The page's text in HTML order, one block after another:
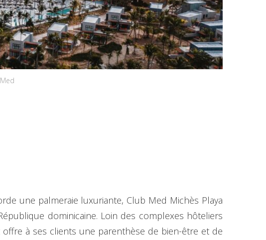
Med
une palmeraie luxuriante, Club Med Michès Playa
dominicaine. Loin des complexes hôteliers
à ses clients une parenthèse de bien-être et de